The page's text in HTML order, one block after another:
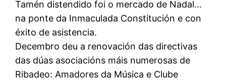
Tamén distendido foi o mercado de Nadal…
na ponte da Inmaculada Constitución e con
éxito de asistencia.
Decembro deu a renovación das directivas
das dúas asociacións máis numerosas de
Ribadeo: Amadores da Música e Clube